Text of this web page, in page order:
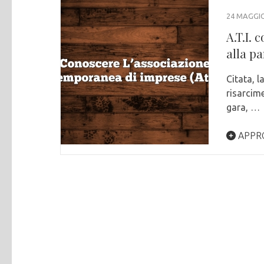
24
A.T.I.
alla
Citata,
gara, …